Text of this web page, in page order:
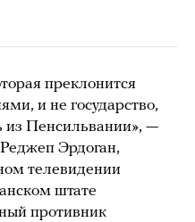
преклонится
и не государство,
из Пенсильвании», —
Эрдоган,
телевидении
штате
противник